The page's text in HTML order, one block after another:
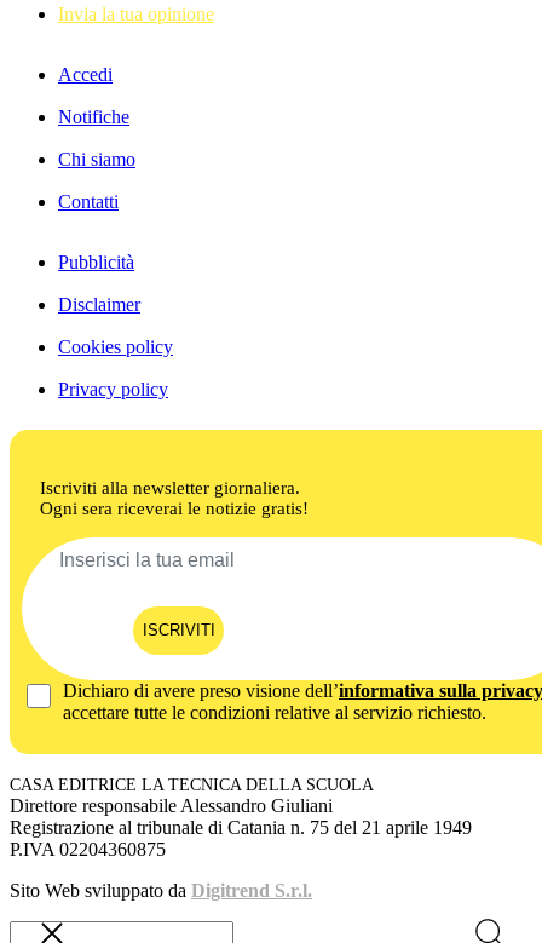
Invia la tua opinione
Accedi
Notifiche
Chi siamo
Contatti
Pubblicità
Disclaimer
Cookies policy
Privacy policy
Iscriviti alla newsletter giornaliera.
Ogni sera riceverai le notizie gratis!
ISCRIVITI
Dichiaro di avere preso visione dell’informativa sulla privacy
accettare tutte le condizioni relative al servizio richiesto.
CASA EDITRICE LA TECNICA DELLA SCUOLA
Direttore responsabile Alessandro Giuliani
Registrazione al tribunale di Catania n. 75 del 21 aprile 1949
P.IVA 02204360875
Sito Web sviluppato da Digitrend S.r.l.